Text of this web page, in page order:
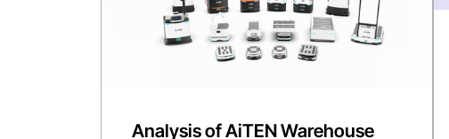
Analysis of AiTEN Warehouse